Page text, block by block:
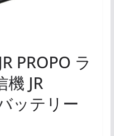
PROPO ラ
JR
ッテリー